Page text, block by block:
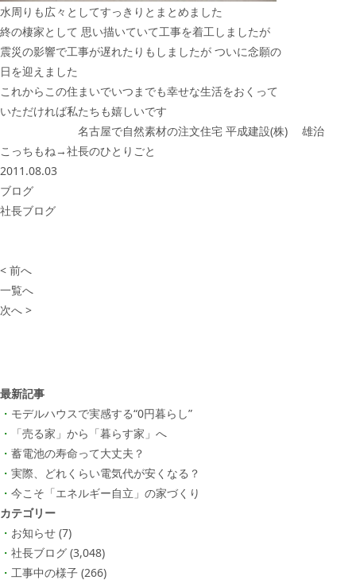
水周りも広々としてすっきりとまとめました
終の棲家として 思い描いていて工事を着工しましたが
震災の影響で工事が遅れたりもしましたが ついに念願の
日を迎えました
これからこの住まいでいつまでも幸せな生活をおくって
いただければ私たちも嬉しいです
名古屋で自然素材の注文住宅 平成建設(株) 雄治
こっちもね→社長のひとりごと
2011.08.03
ブログ
社長ブログ
< 前へ
一覧へ
次へ >
最新記事
モデルハウスで実感する“0円暮らし”
「売る家」から「暮らす家」へ
蓄電池の寿命って大丈夫？
実際、どれくらい電気代が安くなる？
今こそ「エネルギー自立」の家づくり
カテゴリー
お知らせ (7)
社長ブログ (3,048)
工事中の様子 (266)